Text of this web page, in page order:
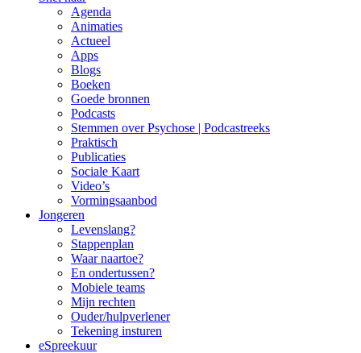
Agenda
Animaties
Actueel
Apps
Blogs
Boeken
Goede bronnen
Podcasts
Stemmen over Psychose | Podcastreeks
Praktisch
Publicaties
Sociale Kaart
Video’s
Vormingsaanbod
Jongeren
Levenslang?
Stappenplan
Waar naartoe?
En ondertussen?
Mobiele teams
Mijn rechten
Ouder/hulpverlener
Tekening insturen
eSpreekuur